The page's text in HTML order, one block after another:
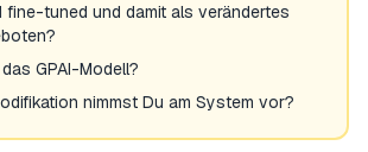
fine-tuned und damit als verändertes
GPAI-Modell?
nimmst Du am System vor?